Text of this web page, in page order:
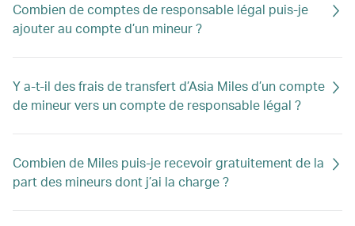
Combien de comptes de responsable légal puis-je
ajouter au compte d’un mineur ?
Y a-t-il des frais de transfert d’Asia Miles d’un compte
de mineur vers un compte de responsable légal ?
Combien de Miles puis-je recevoir gratuitement de la
part des mineurs dont j’ai la charge ?